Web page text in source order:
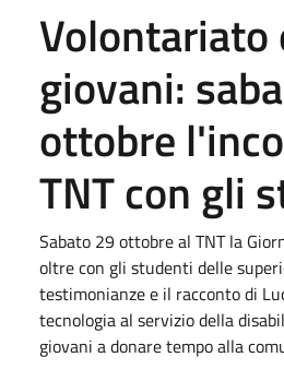
Volontariato
giovani:
ottobre
TNT con gli
Sabato 29 ottobre al TNT la
oltre con gli studenti delle
testimonianze e il racconto di
tecnologia al servizio della
giovani a donare tempo alla